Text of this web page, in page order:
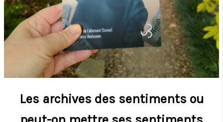
Les archives des sentiments ou